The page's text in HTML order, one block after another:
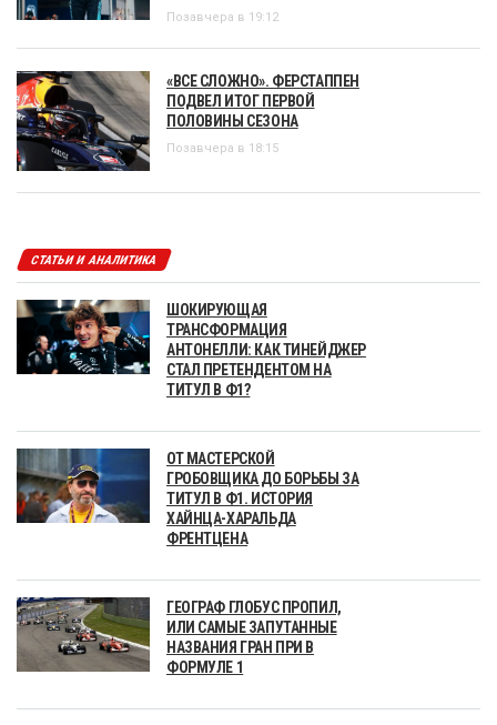
Позавчера в 19:12
«ВСЕ СЛОЖНО». ФЕРСТАППЕН
ПОДВЕЛ ИТОГ ПЕРВОЙ
ПОЛОВИНЫ СЕЗОНА
Позавчера в 18:15
СТАТЬИ И АНАЛИТИКА
ШОКИРУЮЩАЯ
ТРАНСФОРМАЦИЯ
АНТОНЕЛЛИ: КАК ТИНЕЙДЖЕР
СТАЛ ПРЕТЕНДЕНТОМ НА
ТИТУЛ В Ф1?
ОТ МАСТЕРСКОЙ
ГРОБОВЩИКА ДО БОРЬБЫ ЗА
ТИТУЛ В Ф1. ИСТОРИЯ
ХАЙНЦА-ХАРАЛЬДА
ФРЕНТЦЕНА
ГЕОГРАФ ГЛОБУС ПРОПИЛ,
ИЛИ САМЫЕ ЗАПУТАННЫЕ
НАЗВАНИЯ ГРАН ПРИ В
ФОРМУЛЕ 1